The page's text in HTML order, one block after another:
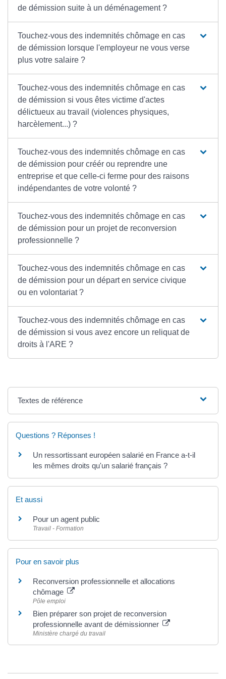
de démission suite à un déménagement ?
Touchez-vous des indemnités chômage en cas
de démission lorsque l'employeur ne vous verse
plus votre salaire ?
Touchez-vous des indemnités chômage en cas
de démission si vous êtes victime d'actes
délictueux au travail (violences physiques,
harcèlement...) ?
Touchez-vous des indemnités chômage en cas
de démission pour créér ou reprendre une
entreprise et que celle-ci ferme pour des raisons
indépendantes de votre volonté ?
Touchez-vous des indemnités chômage en cas
de démission pour un projet de reconversion
professionnelle ?
Touchez-vous des indemnités chômage en cas
de démission pour un départ en service civique
ou en volontariat ?
Touchez-vous des indemnités chômage en cas
de démission si vous avez encore un reliquat de
droits à l'ARE ?
Textes de référence
Questions ? Réponses !
Un ressortissant européen salarié en France a-t-il
les mêmes droits qu'un salarié français ?
Et aussi
Pour un agent public
Travail - Formation
Pour en savoir plus
Reconversion professionnelle et allocations
chômage
Pôle emploi
Bien préparer son projet de reconversion
professionnelle avant de démissionner
Ministère chargé du travail